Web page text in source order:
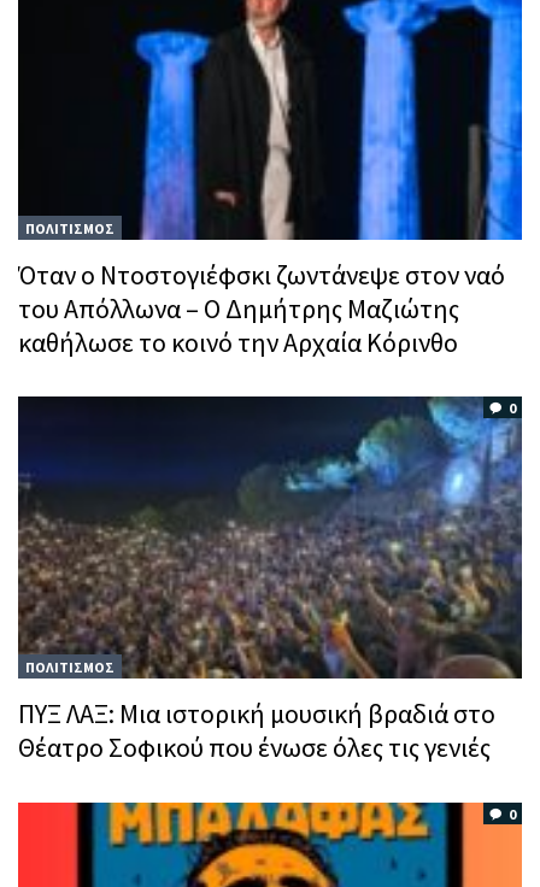
ΠΟΛΙΤΙΣΜΟΣ
Όταν ο Ντοστογιέφσκι ζωντάνεψε στον ναό
του Απόλλωνα – Ο Δημήτρης Μαζιώτης
καθήλωσε το κοινό την Αρχαία Κόρινθο
0
ΠΟΛΙΤΙΣΜΟΣ
ΠΥΞ ΛΑΞ: Μια ιστορική μουσική βραδιά στο
Θέατρο Σοφικού που ένωσε όλες τις γενιές
0